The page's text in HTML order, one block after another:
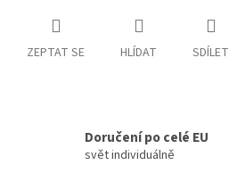
ZEPTAT SE HLÍDAT SDÍLET
Doručení po celé EU
svět individuálně